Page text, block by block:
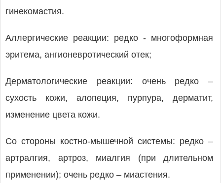
гинекомастия.
Аллергические реакции: редко - многоформная
эритема, ангионевротический отек;
Дерматологические реакции: очень редко –
сухость кожи, алопеция, пурпура, дерматит,
изменение цвета кожи.
Со стороны костно-мышечной системы: редко –
артралгия, артроз, миалгия (при длительном
применении); очень редко – миастения.